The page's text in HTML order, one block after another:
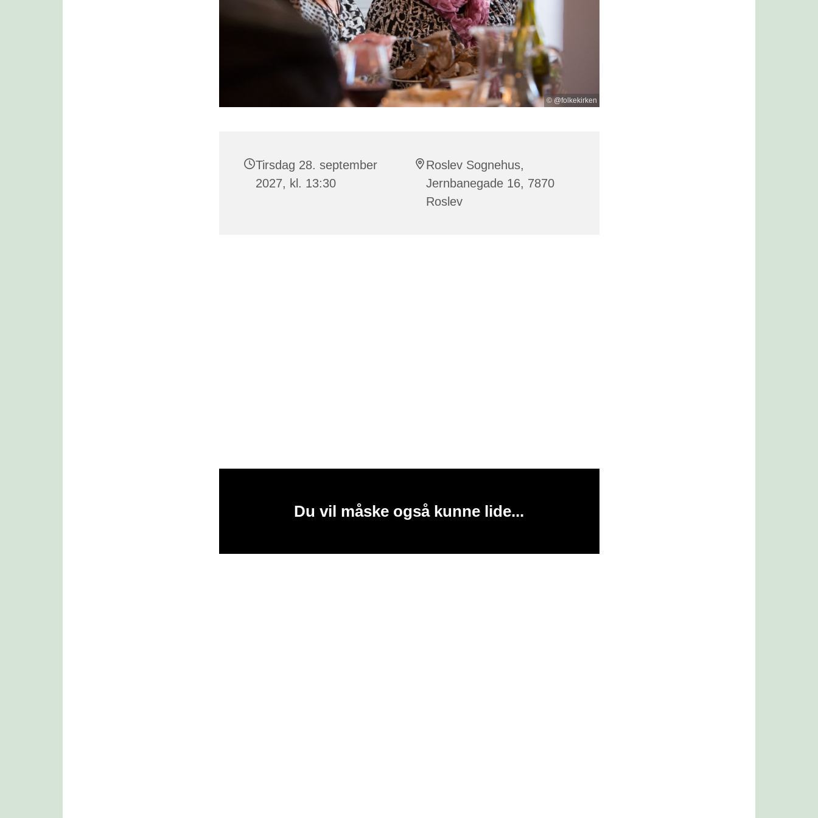
© @folkekirken
Tirsdag 28. september
2027, kl. 13:30
Roslev Sognehus,
Jernbanegade 16, 7870
Roslev
Du vil måske også kunne lide...